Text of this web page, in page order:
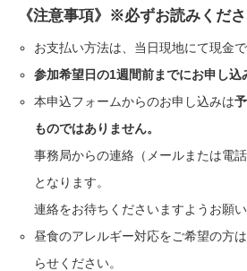
《注意事項》※必ずお読みくださ
お支払い方法は、当日現地にて現金
参加希望日の1週間前までにお申し込
本申込フォームからのお申し込みは
ものではありません。
事務局からの連絡（メールまたは電
となります。
連絡をお待ちくださいますようお願い
昼食のアレルギー対応をご希望の方
らせください。